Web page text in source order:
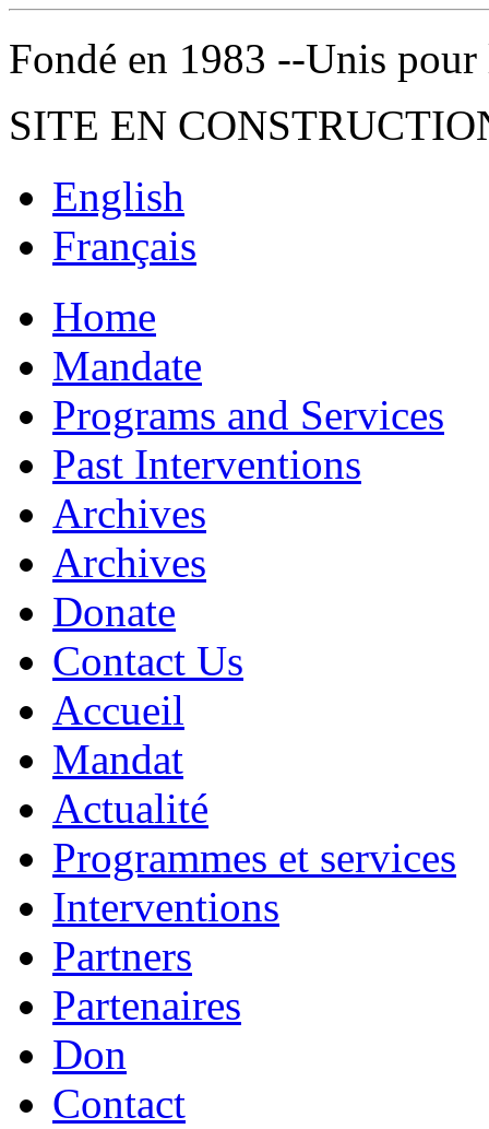
Fondé en 1983 --Unis
SITE EN
English
Français
Home
Mandate
Programs and Services
Past Interventions
Archives
Archives
Donate
Contact Us
Accueil
Mandat
Actualité
Programmes et services
Interventions
Partners
Partenaires
Don
Contact